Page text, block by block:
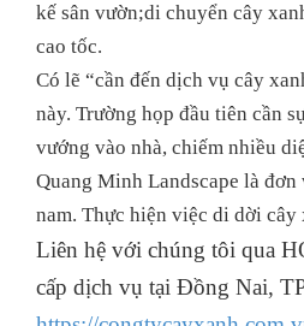
kế sân vườn;di chuyển cây
cao tốc.
Có lẽ “cần đến dịch vụ cây
này. Trường họp đầu tiên cần
vướng vào nhà, chiếm nhiều
Quang Minh Landscape là
nam. Thực hiện việc di dời cây
Liên hệ với chúng tôi qua
cấp dịch vụ tại Đồng Nai,